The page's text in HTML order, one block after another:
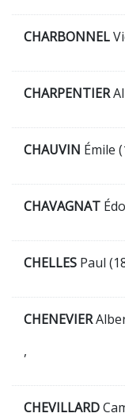
CHARBONNEL
CHARPENTIER
CHAUVIN Émile
CHAVAGNAT
CHELLES Paul
CHENEVIER
,
CHEVILLARD